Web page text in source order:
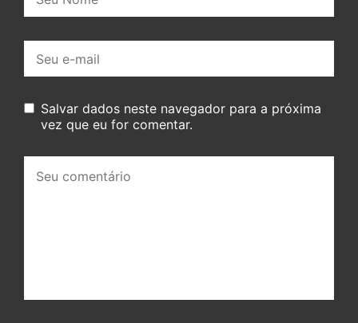
mail:
Salvar dados neste navegador para a próxima
vez que eu for comentar.
comentário: